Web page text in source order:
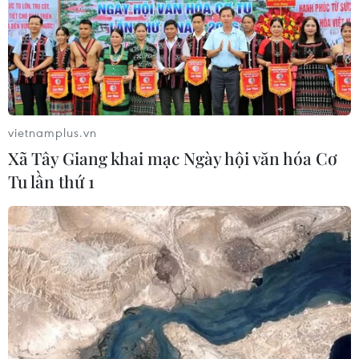
Mỹ bán đồng euro để hỗ trợ Nhật
Bản vực dậy đồng yen
03/08/2026 15:34
Việt Nam tham dự Trại hè Khoa học
châu Á 2026 tại Hong Kong
03/08/2026 10:14
Triều Tiên quan ngại các hoạt động
quân sự của Mỹ, Nhật Bản và NATO
03/08/2026 08:42
vietnamplus.vn
Xã Tây Giang khai mạc Ngày hội văn hóa Cơ
Tu lần thứ 1